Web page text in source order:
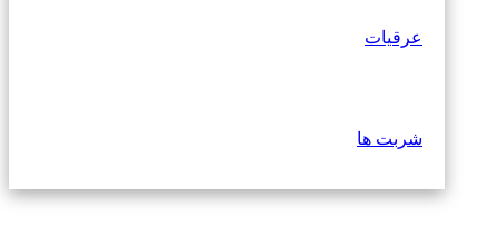
عرقیات
شربت ها